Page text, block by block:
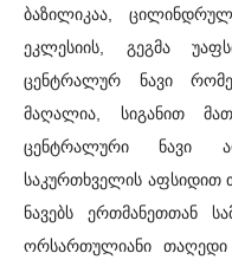
ბაზილიკაა,
ეკლესიის, გეგმა
ცენტრალურ ნავი
მაღალია, სიგანით
ცენტრალური ნავი
საკურთხველის აფსიდით
ნავებს ერთმანეთთან
ორსართულიანი თაღედი